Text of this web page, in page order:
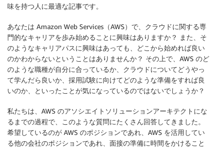
味を持つ人に最適な記事です。
あなたは Amazon Web Services（AWS）で、クラウドに関する専
門的なキャリアを歩み始めることに興味はありますか？ また、そ
のようなキャリアパスに興味はあっても、どこから始めれば良い
のかわからないということはありませんか？ その上で、AWS のど
のような職種が自分に合っているか、クラウドについてどうやっ
て学んだら良いか、採用試験に向けてどのような準備をすれば良
いのか、といったことが気になっているのではないでしょうか？
私たちは、AWS のアソシエイトソリューションアーキテクトにな
るまでの過程で、このような質問にたくさん回答してきました。
希望しているのが AWS のポジションであれ、AWS を活用してい
る他の会社のポジションであれ、面接の準備に時間をかけること